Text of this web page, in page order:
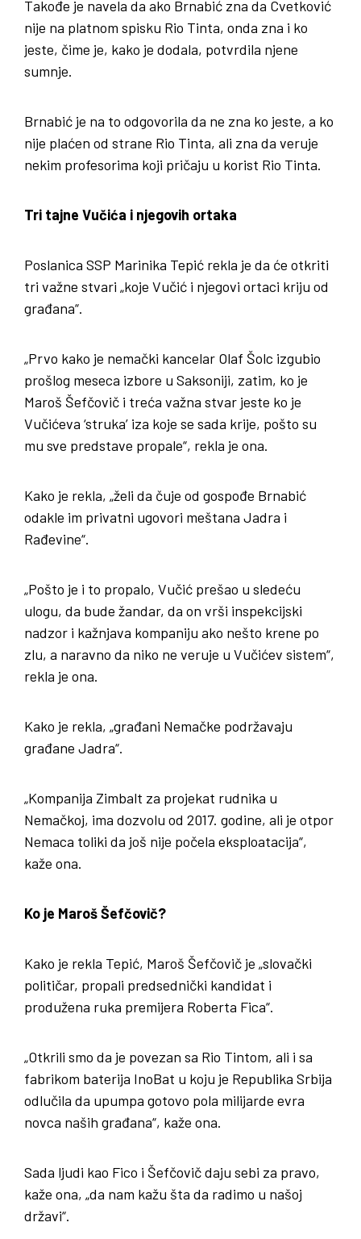
Takođe je navela da ako Brnabić zna da Cvetković
nije na platnom spisku Rio Tinta, onda zna i ko
jeste, čime je, kako je dodala, potvrdila njene
sumnje.
Brnabić je na to odgovorila da ne zna ko jeste, a ko
nije plaćen od strane Rio Tinta, ali zna da veruje
nekim profesorima koji pričaju u korist Rio Tinta.
Tri tajne Vučića i njegovih ortaka
Poslanica SSP Marinika Tepić rekla je da će otkriti
tri važne stvari „koje Vučić i njegovi ortaci kriju od
građana“.
„Prvo kako je nemački kancelar Olaf Šolc izgubio
prošlog meseca izbore u Saksoniji, zatim, ko je
Maroš Šefčovič i treća važna stvar jeste ko je
Vučićeva ‘struka’ iza koje se sada krije, pošto su
mu sve predstave propale“, rekla je ona.
Kako je rekla, „želi da čuje od gospođe Brnabić
odakle im privatni ugovori meštana Jadra i
Rađevine“.
„Pošto je i to propalo, Vučić prešao u sledeću
ulogu, da bude žandar, da on vrši inspekcijski
nadzor i kažnjava kompaniju ako nešto krene po
zlu, a naravno da niko ne veruje u Vučićev sistem“,
rekla je ona.
Kako je rekla, „građani Nemačke podržavaju
građane Jadra“.
„Kompanija Zimbalt za projekat rudnika u
Nemačkoj, ima dozvolu od 2017. godine, ali je otpor
Nemaca toliki da još nije počela eksploatacija“,
kaže ona.
Ko je Maroš Šefčovič?
Kako je rekla Tepić, Maroš Šefčovič je „slovački
političar, propali predsednički kandidat i
produžena ruka premijera Roberta Fica“.
„Otkrili smo da je povezan sa Rio Tintom, ali i sa
fabrikom baterija InoBat u koju je Republika Srbija
odlučila da upumpa gotovo pola milijarde evra
novca naših građana“, kaže ona.
Sada ljudi kao Fico i Šefčovič daju sebi za pravo,
kaže ona, „da nam kažu šta da radimo u našoj
državi“.